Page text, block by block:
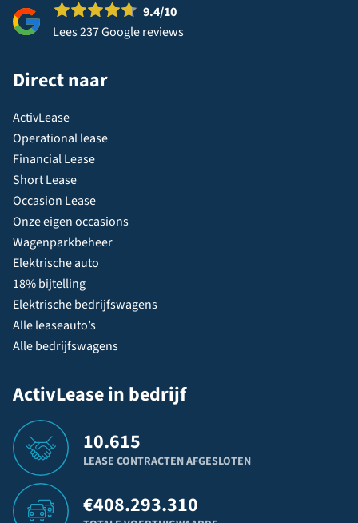
9.4/10
Lees 237 Google reviews
Direct naar
ActivLease
Operational lease
Financial Lease
Short Lease
Occasion Lease
Onze eigen occasions
Wagenparkbeheer
Elektrische auto
18% bijtelling
Elektrische bedrijfswagens
Alle leaseauto’s
Alle bedrijfswagens
ActivLease in bedrijf
10.615
LEASE CONTRACTEN AFGESLOTEN
€408.293.310